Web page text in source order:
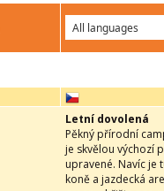
Letní dovolená
Pěkný přírodní
je skvělou výchozí
upravené. Navíc je
koně a jazdecká